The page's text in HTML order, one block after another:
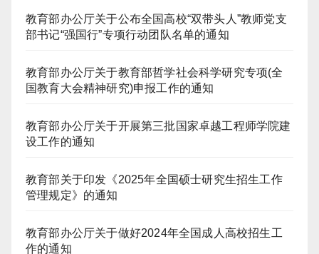
教育部办公厅关于公布全国高校“双带头人”教师党支
部书记“强国行”专项行动团队名单的通知
教育部办公厅关于教育部哲学社会科学研究专项(全
国教育大会精神研究)申报工作的通知
教育部办公厅关于开展第三批国家卓越工程师学院建
设工作的通知
教育部关于印发《2025年全国硕士研究生招生工作
管理规定》的通知
教育部办公厅关于做好2024年全国成人高校招生工
作的通知